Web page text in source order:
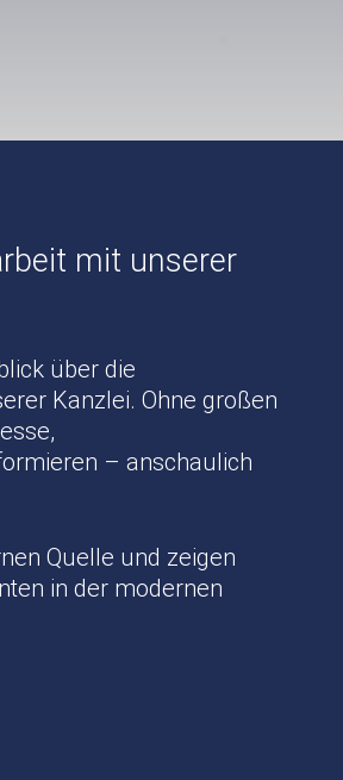
mit unserer
über die
Kanzlei. Ohne großen
– anschaulich
Quelle und zeigen
in der modernen